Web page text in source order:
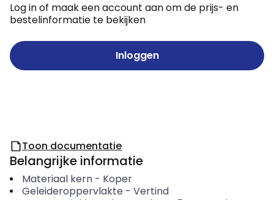
Log in of maak een account aan om de prijs- en
bestelinformatie te bekijken
Inloggen
Toon documentatie
Belangrijke informatie
Materiaal kern- Koper
Geleideroppervlakte - Vertind